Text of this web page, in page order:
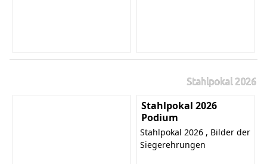
Stahlpokal 2026
Stahlpokal 2026
Podium
Stahlpokal 2026 , Bilder der
Siegerehrungen